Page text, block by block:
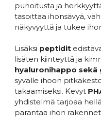
punoitusta ja
tasoittaa ihonsävyä,
näkyvyyttä ja tukee
Lisäksi peptidit
lisäten kiinteyttä ja
hyaluronihappo sekä
syvälle ihoon
takaamiseksi. Kevyt
yhdistelmä tarjoaa
parantaa ihon